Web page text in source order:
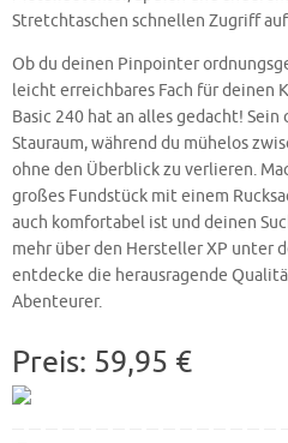
Stretchtaschen schnellen Zugriff
Ob du deinen Pinpointer
leicht erreichbares Fach für deinen
Basic 240 hat an alles gedacht!
Stauraum, während du mühelos
ohne den Überblick zu verlieren.
großes Fundstück mit einem
auch komfortabel ist und deinen
mehr über den Hersteller XP unter
entdecke die herausragende
Abenteurer.
Preis: 59,95 €